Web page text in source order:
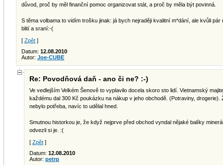
důvod, proč by měl finanční pomoc organizovat stát, a proč by měla být povinná.
S těma volbama to vidím trošku jinak: já bych nejraději kvalitní m*dání, ale kvůli
blití a sraní:-(
[ Zpět ]
Datum: 12.08.2010
Autor: Joe-CUBE
Re: Povodňová daň - ano či ne? :-)
Ve vedlejším Velkém Šenově to vyplavilo docela skoro sto lidí. Vietnamský
každému dal 300 Kč poukázku na nákup v jeho obchodě. (Potraviny,
nebylo potřeba, navíc to udělal hned.
Smutnou historkou je, že když nejprve před obchod vyndal nějaké balíky
odvezli si je. :(
[ Zpět ]
Datum: 12.08.2010
Autor: petrp